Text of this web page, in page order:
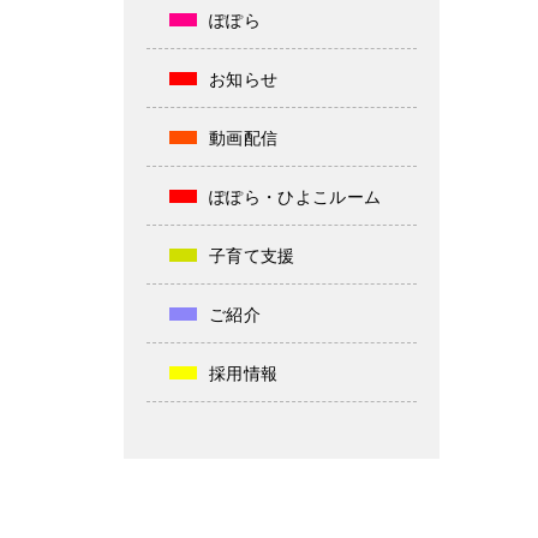
ぽぽら
お知らせ
動画配信
ぽぽら・ひよこルーム
子育て支援
ご紹介
採用情報